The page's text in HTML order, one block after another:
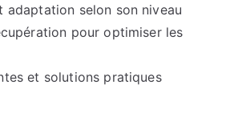
adaptation selon son niveau
pour optimiser les
et solutions pratiques